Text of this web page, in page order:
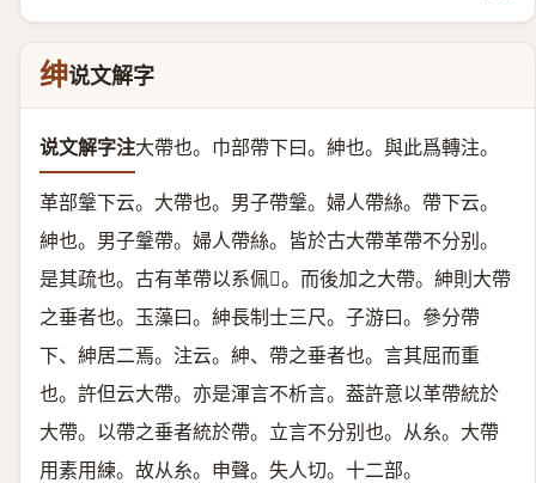
绅说文解字
说文解字注大帶也。 巾部帶下曰。紳也。與此爲轉注。
革部鞶下云。大帶也。男子帶鞶。婦人帶絲。帶下云。
紳也。男子鞶帶。婦人帶絲。皆於古大帶革帶不分别。
是其疏也。古有革帶以系佩。而後加之大帶。紳則大帶
之垂者也。玉藻曰。紳長制士三尺。子游曰。參分帶
下、紳居二焉。注云。紳、帶之垂者也。言其屈而重
也。許但云大帶。亦是渾言不析言。葢許意以革帶統於
大帶。以帶之垂者統於帶。立言不分别也。 从糸。 大帶
用素用練。故从糸。 申聲。 失人切。十二部。